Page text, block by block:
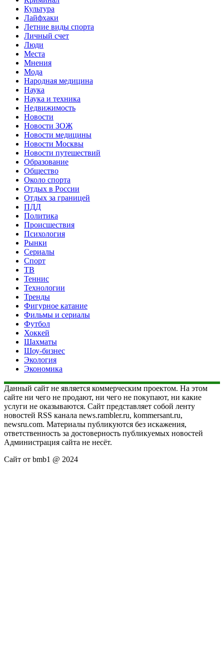
Культура
Лайфхаки
Летние виды спорта
Личный счет
Люди
Места
Мнения
Мода
Народная медицина
Наука
Наука и техника
Недвижимость
Новости
Новости ЗОЖ
Новости медицины
Новости Москвы
Новости путешествий
Образование
Общество
Около спорта
Отдых в России
Отдых за границей
ПДД
Политика
Происшествия
Психология
Рынки
Сериалы
Спорт
ТВ
Теннис
Технологии
Тренды
Фигурное катание
Фильмы и сериалы
Футбол
Хоккей
Шахматы
Шоу-бизнес
Экология
Экономика
Данный сайт не является коммерческим проектом. На этом
сайте ни чего не продают, ни чего не покупают, ни какие
услуги не оказываются. Сайт представляет собой ленту
новостей RSS канала news.rambler.ru, kommersant.ru,
newsru.com. Материалы публикуются без искажения,
ответственность за достоверность публикуемых новостей
Администрация сайта не несёт.
Сайт от bmb1 @ 2024